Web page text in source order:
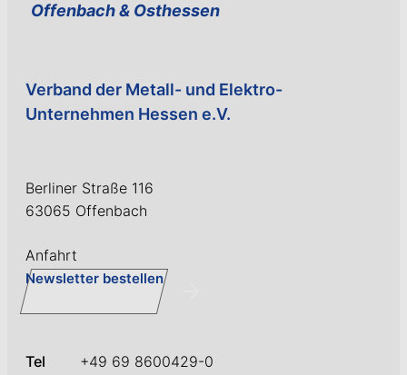
Offenbach & Ost­hessen
Verband der Metall- und Elektro-
Unternehmen Hessen e.V.
Berliner Straße 116
63065 Offenbach
Anfahrt
Newsletter bestellen
Tel +49 69 8600429-0